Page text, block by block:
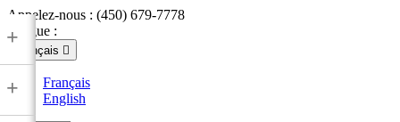
Appelez-nous : (450) 679-7778
Langue :
Français 
Français
English
+
+